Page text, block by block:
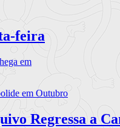
feira
em
Regressa a